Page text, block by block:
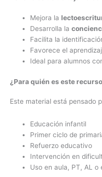
Mejora la
Desarrolla la
Facilita la
Favorece el
Ideal para alumnos
¿Para quién es este
Este material está pensado
Educación infantil
Primer ciclo de
Refuerzo educativo
Intervención en
Uso en aula, PT, AL o